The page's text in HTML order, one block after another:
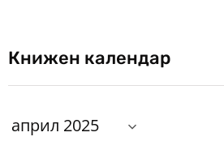
Книжен календар